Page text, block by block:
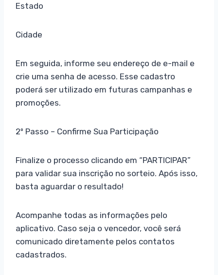
Estado
Cidade
Em seguida, informe seu endereço de e-mail e
crie uma senha de acesso. Esse cadastro
poderá ser utilizado em futuras campanhas e
promoções.
2º Passo – Confirme Sua Participação
Finalize o processo clicando em “PARTICIPAR”
para validar sua inscrição no sorteio. Após isso,
basta aguardar o resultado!
Acompanhe todas as informações pelo
aplicativo. Caso seja o vencedor, você será
comunicado diretamente pelos contatos
cadastrados.